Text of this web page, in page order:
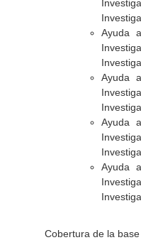
Ayuda
Ayuda
Ayuda
Ayuda
Cobertura de la